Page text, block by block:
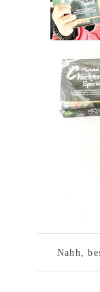
Nahh,